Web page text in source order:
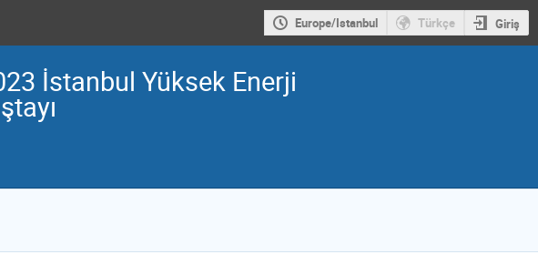
Europe/Istanbul Türkçe Giriş
İstanbul Yüksek Enerji